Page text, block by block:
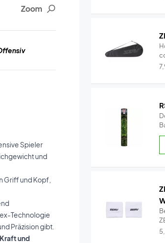
Zoom
Spieler
und
Griff und Kopf,
Technologie
Präzision gibt.
und